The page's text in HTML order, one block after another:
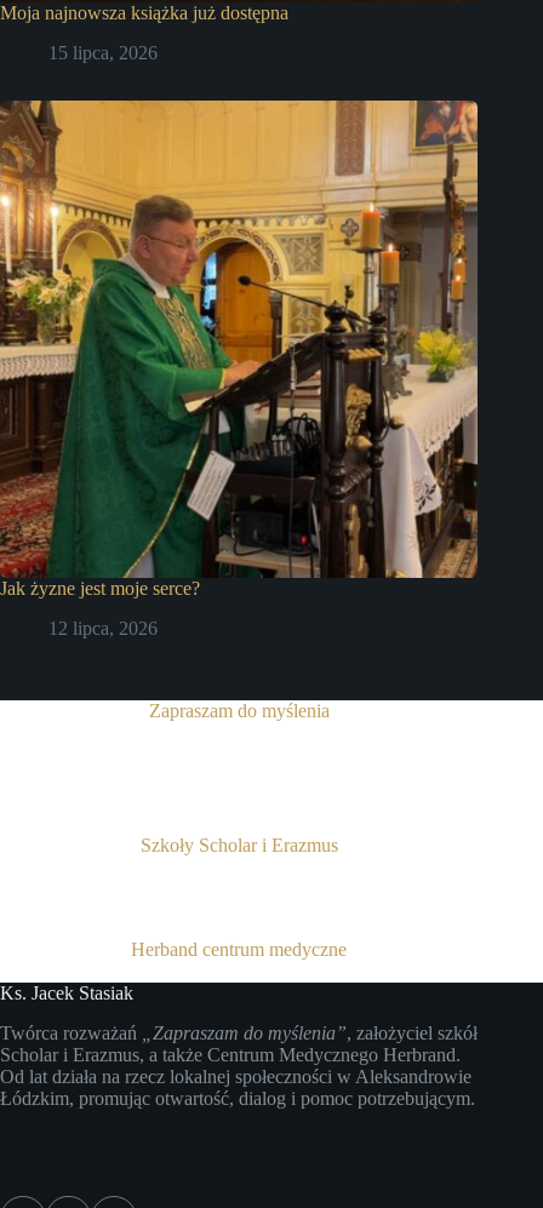
Moja najnowsza książka już dostępna
15 lipca, 2026
Jak żyzne jest moje serce?
12 lipca, 2026
Zapraszam do myślenia
Szkoły Scholar i Erazmus
Herband centrum medyczne
Ks. Jacek Stasiak
Twórca rozważań
„Zapraszam do myślenia”, założyciel szkół
Scholar i Erazmus, a także Centrum Medycznego Herbrand.
Od lat działa na rzecz lokalnej społeczności w Aleksandrowie
Łódzkim, promując otwartość, dialog i pomoc potrzebującym.